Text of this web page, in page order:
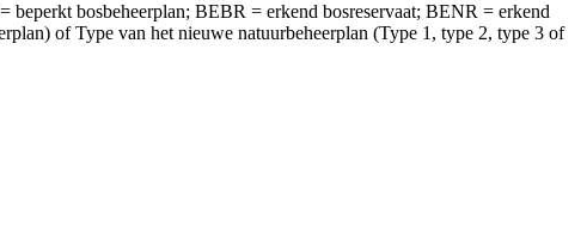
bosbeheerplan; BEBR = erkend bosreservaat; BENR = erkend
of Type van het nieuwe natuurbeheerplan (Type 1, type 2, type 3 of